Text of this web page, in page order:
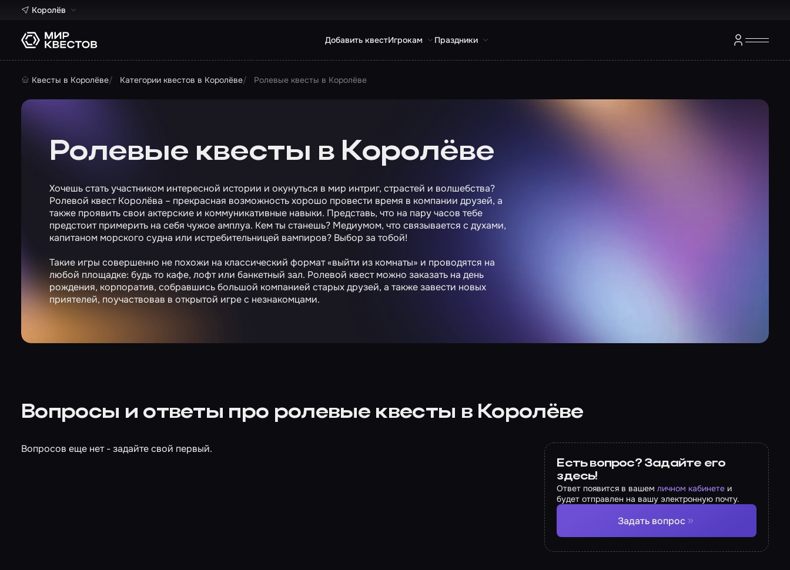
Королёв
Добавить квестИгрокам Праздники
Квесты в Королёве Категории квестов в Королёве Ролевые квесты в Королёве
Ролевые квесты в Королёве
Хочешь стать участником интересной истории и окунуться в мир интриг, страстей и волшебства?
Ролевой квест Королёва – прекрасная возможность хорошо провести время в компании друзей, а
также проявить свои актерские и коммуникативные навыки. Представь, что на пару часов тебе
предстоит примерить на себя чужое амплуа. Кем ты станешь? Медиумом, что связывается с духами,
капитаном морского судна или истребительницей вампиров? Выбор за тобой!
Такие игры совершенно не похожи на классический формат «выйти из комнаты» и проводятся на
любой площадке: будь то кафе, лофт или банкетный зал. Ролевой квест можно заказать на день
рождения, корпоратив, собравшись большой компанией старых друзей, а также завести новых
приятелей, поучаствовав в открытой игре с незнакомцами.
Вопросы и ответы про ролевые квесты в Королёве
Вопросов еще нет - задайте свой первый.
Есть вопрос? Задайте его
здесь!
Ответ появится в вашемличном кабинете и
будет отправлен на вашу электронную почту.
Задать вопрос